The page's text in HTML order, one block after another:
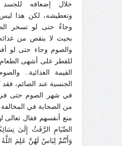
خلال إضعافه للجسد
وتعطيشه، لكن هذا
وجاءٌ حتى لو تسحر
بحيث لا ينقص من
والصوم وجاء حتى لو
للفطر على أشهى
القيمة الغذائية..
الجنسية عند الصائم،
في شهر الصوم حتى في
من الصحابة في
منع أنفسهم فقال تعالى
الصِّيَامِ الرَّفَثُ إِلَىٰ
وَأَنْتُمْ لِبَاسٌ لَهُنَّ عَلِمَ اللَّهُ